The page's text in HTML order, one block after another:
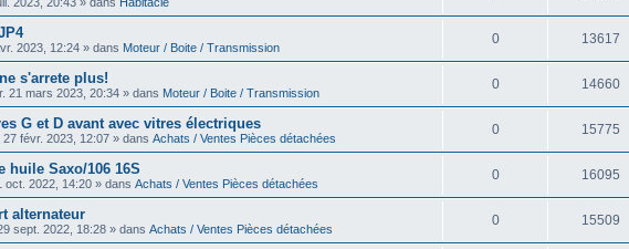
2023, 12:24 » dans Moteur / Boite / Transmission
0 13617
s'arrete plus!
21 mars 2023, 20:34 » dans Moteur / Boite / Transmission
0 14660
G et D avant avec vitres électriques
27 févr. 2023, 12:07 » dans Achats / Ventes Pièces détachées
0 15775
huile Saxo/106 16S
oct. 2022, 14:20 » dans Achats / Ventes Pièces détachées
0 16095
alternateur
sept. 2022, 18:28 » dans Achats / Ventes Pièces détachées
0 15509